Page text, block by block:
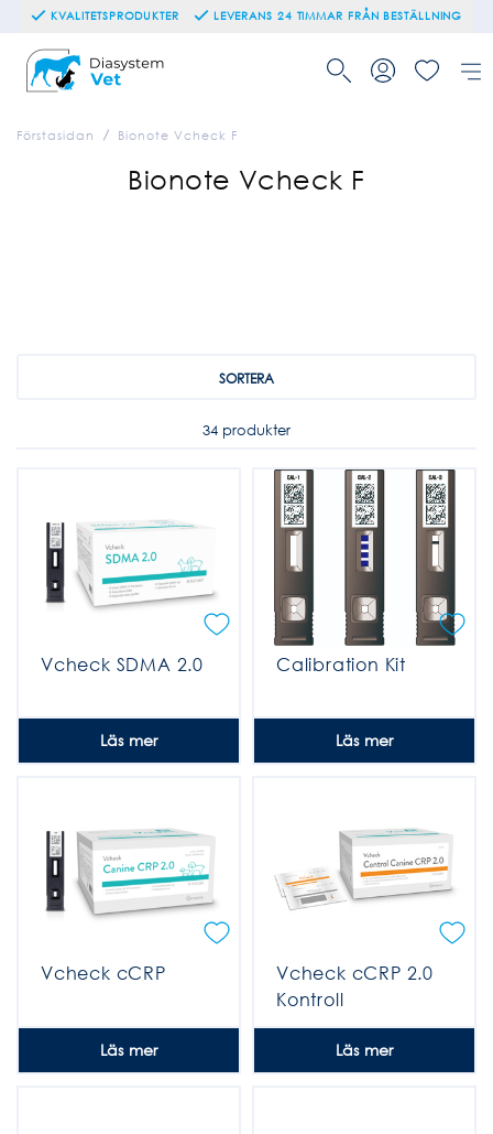
KVALITETSPRODUKTER LEVERANS 24 TIMMAR FRÅN BESTÄLLNING
Förstasidan Bionote Vcheck F
Bionote Vcheck F
SORTERA
34 produkter
Vcheck SDMA 2.0
Läs mer
Calibration Kit
Läs mer
Vcheck cCRP
Läs mer
Vcheck cCRP 2.0
Kontroll
Läs mer